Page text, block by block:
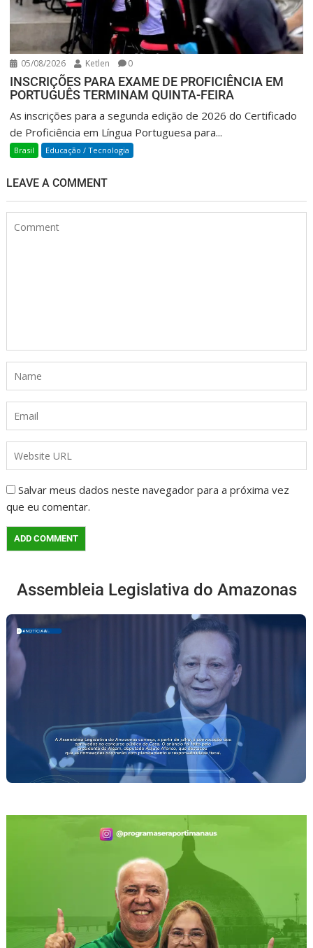
05/08/2026 Ketlen 0
INSCRIÇÕES PARA EXAME DE PROFICIÊNCIA EM
PORTUGUÊS TERMINAM QUINTA-FEIRA
As inscrições para a segunda edição de 2026 do Certificado
de Proficiência em Língua Portuguesa para...
Brasil Educação / Tecnologia
LEAVE A COMMENT
Salvar meus dados neste navegador para a próxima vez
que eu comentar.
Assembleia Legislativa do Amazonas